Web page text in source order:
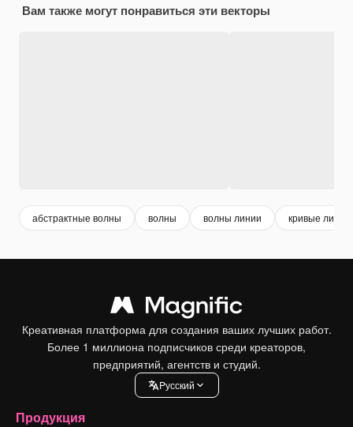
Вам также могут понравиться эти векторы
абстрактные волны волны волны линии кривые линии
Креативная платформа для создания ваших лучших работ.
Более 1 миллиона подписчиков среди креаторов,
предприятий, агентств и студий.
Pусский
Продукция